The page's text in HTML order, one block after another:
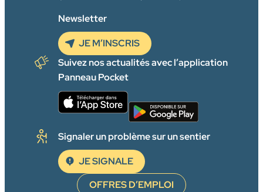
Newsletter
JE M’INSCRIS
Suivez nos actualités avec l’application
Panneau Pocket
Signaler un problème sur un sentier
JE SIGNALE
OFFRES D’EMPLOI